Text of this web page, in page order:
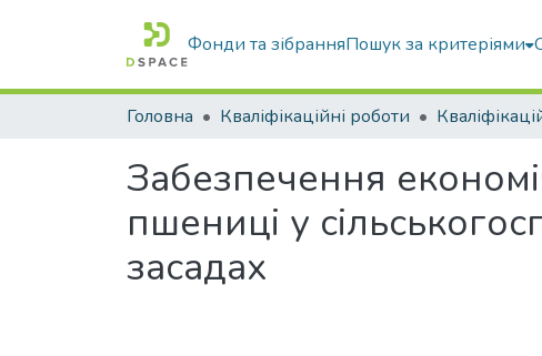
Фонди та зібранняПошук за критеріями
Головна Кваліфікаційні роботи
Забезпечення
пшениці у
засадах